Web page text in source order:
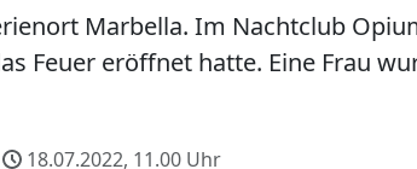
Marbella. Im Nachtclub
Feuer eröffnet hatte. Eine Frau
18.07.2022, 11.00 Uhr